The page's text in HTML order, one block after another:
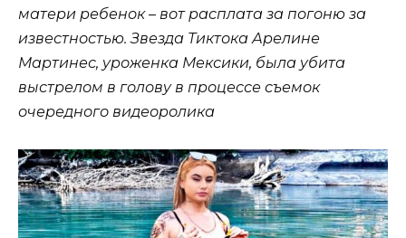
матери ребенок – вот расплата за погоню за
известностью. Звезда Тиктока Арелине
Мартинес, уроженка Мексики, была убита
выстрелом в голову в процессе съемок
очередного видеоролика